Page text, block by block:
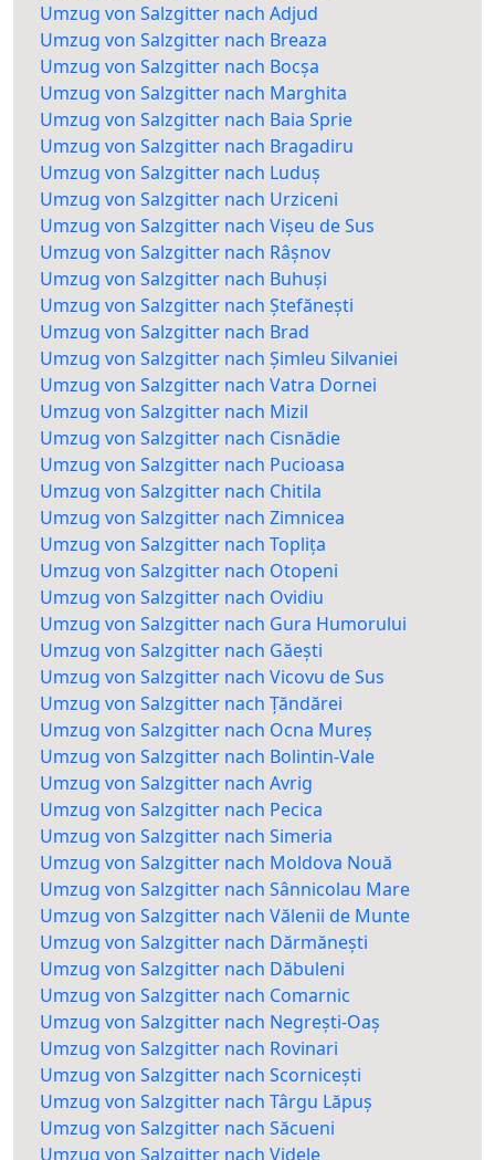
Umzug von Salzgitter nach Adjud
Umzug von Salzgitter nach Breaza
Umzug von Salzgitter nach Bocșa
Umzug von Salzgitter nach Marghita
Umzug von Salzgitter nach Baia Sprie
Umzug von Salzgitter nach Bragadiru
Umzug von Salzgitter nach Luduș
Umzug von Salzgitter nach Urziceni
Umzug von Salzgitter nach Vișeu de Sus
Umzug von Salzgitter nach Râșnov
Umzug von Salzgitter nach Buhuși
Umzug von Salzgitter nach Ștefănești
Umzug von Salzgitter nach Brad
Umzug von Salzgitter nach Șimleu Silvaniei
Umzug von Salzgitter nach Vatra Dornei
Umzug von Salzgitter nach Mizil
Umzug von Salzgitter nach Cisnădie
Umzug von Salzgitter nach Pucioasa
Umzug von Salzgitter nach Chitila
Umzug von Salzgitter nach Zimnicea
Umzug von Salzgitter nach Toplița
Umzug von Salzgitter nach Otopeni
Umzug von Salzgitter nach Ovidiu
Umzug von Salzgitter nach Gura Humorului
Umzug von Salzgitter nach Găești
Umzug von Salzgitter nach Vicovu de Sus
Umzug von Salzgitter nach Țăndărei
Umzug von Salzgitter nach Ocna Mureș
Umzug von Salzgitter nach Bolintin-Vale
Umzug von Salzgitter nach Avrig
Umzug von Salzgitter nach Pecica
Umzug von Salzgitter nach Simeria
Umzug von Salzgitter nach Moldova Nouă
Umzug von Salzgitter nach Sânnicolau Mare
Umzug von Salzgitter nach Vălenii de Munte
Umzug von Salzgitter nach Dărmănești
Umzug von Salzgitter nach Dăbuleni
Umzug von Salzgitter nach Comarnic
Umzug von Salzgitter nach Negrești-Oaș
Umzug von Salzgitter nach Rovinari
Umzug von Salzgitter nach Scornicești
Umzug von Salzgitter nach Târgu Lăpuș
Umzug von Salzgitter nach Săcueni
Umzug von Salzgitter nach Videle